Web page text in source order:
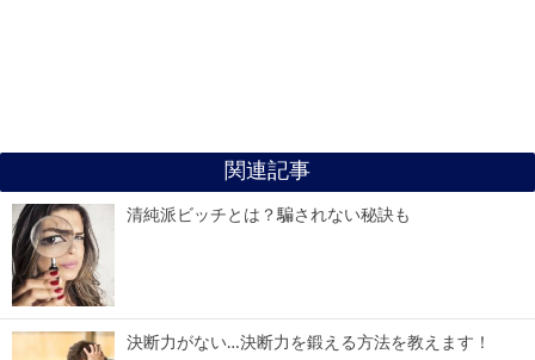
関連記事
清純派ビッチとは？騙されない秘訣も
決断力がない…決断力を鍛える方法を教えます！